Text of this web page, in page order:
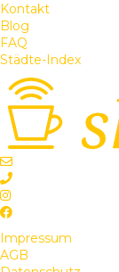
Kontakt
Blog
FAQ
Städte-Index
Impressum
AGB